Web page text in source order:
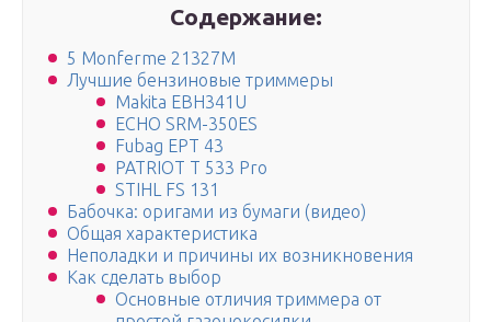
Содержание:
5 Monferme 21327M
Лучшие бензиновые триммеры
Makita EBH341U
ECHO SRM-350ES
Fubag EPT 43
PATRIOT T 533 Pro
STIHL FS 131
Бабочка: оригами из бумаги (видео)
Общая характеристика
Неполадки и причины их возникновения
Как сделать выбор
Основные отличия триммера от